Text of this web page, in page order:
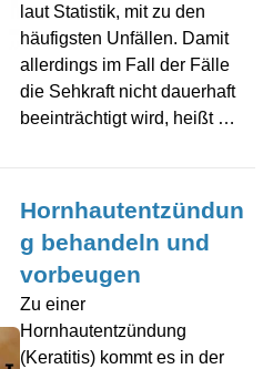
laut Statistik, mit zu den
häufigsten Unfällen. Damit
allerdings im Fall der Fälle
die Sehkraft nicht dauerhaft
beeinträchtigt wird, heißt …
Hornhautentzündun
g behandeln und
vorbeugen
Zu einer
Hornhautentzündung
(Keratitis) kommt es in der